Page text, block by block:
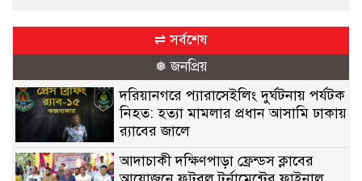
⇌ সর্বশেষ
❅ জনপ্রিয়
দরিয়ানগরে প্যারাসেইলিং দুর্ঘটনায় পর্যটক
নিহত: হত্যা মামলার প্রধান আসামি ঢাকায়
র‌্যাবের জালে
আদাচাকী দক্ষিণপাড়া ফ্রেন্ডস ক্লাবের